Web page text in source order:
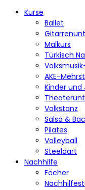
Kurse
Ballet
Malkurs
Türkisch
AKE-
Kinder
Volkstanz
Salsa &
Pilates
Volleyball
Steeldart
Nachhilfe
Fächer